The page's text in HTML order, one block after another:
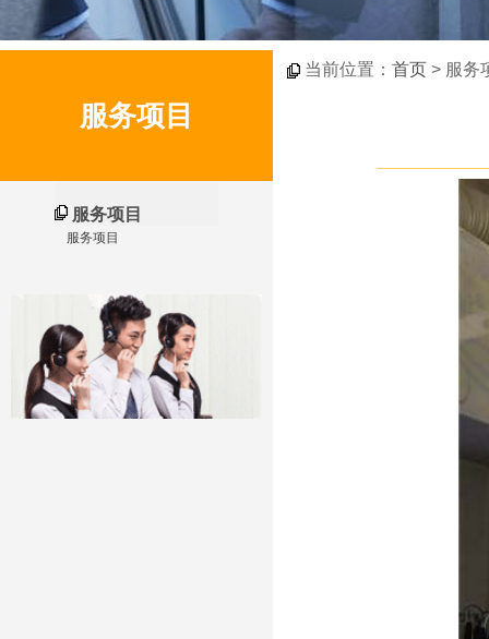
服务项目
服务项目
服务项目
当前位置： 首页 > 服务